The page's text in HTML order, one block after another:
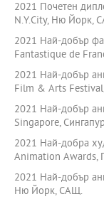
2021 Почетен
N.Y.City, Ню Йорк,
2021 Най-добър
Fantastique de
2021 Най-добър
Film & Arts
2021 Най-добър
Singapore,
2021 Най-добра
Animation Awards,
2021 Най-добър
Ню Йорк, САЩ.